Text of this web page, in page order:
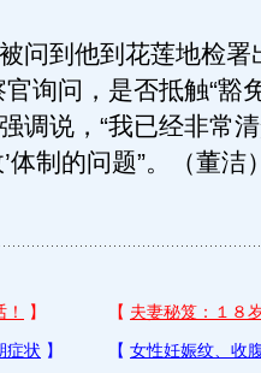
到他到花莲地检署
询问，是否抵触“豁
调说，“我已经非常
体制的问题”。（董洁